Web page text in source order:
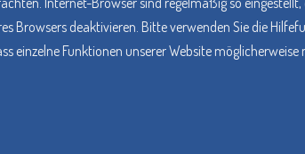
Browsers deaktivieren. Bitte verwenden Sie die
einzelne Funktionen unserer Website